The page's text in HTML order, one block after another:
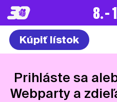
8. –
Kúpiť lístok
Prihláste sa
Webparty a